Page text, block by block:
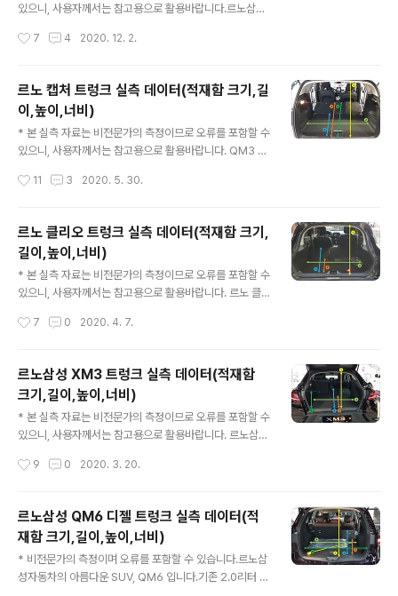
디젤과 lpg 트렁크 너비는 동일하고 풀플랫 했을 때의 길
죠. 그런데 정작 풀플랫을 했을 때 사..
있으니, 사용자께서는 참고용으로 활용바랍니다.르노삼성
니 트렁크를 열고 찍은 사진이 없어서 차량 외형으로 사진
해주시구요. 르노삼성 더뉴SM6 트렁크 실측 데이터(적재
함 크기,길이,높이,너비) * 아래사진에 표시된 순서대로 나
열되어 있습니다. 1. 르노삼성 더뉴SM6 트렁크 높이 : 49
cm 2. 르노삼성 더뉴SM6 트렁크 깊이 : 120 cm 3. 르노
삼성 더뉴SM6 트렁크 너비 (휠하우스 내측) : 111 cm 4.
7 4 2020. 12. 2.
르노 캡처 트렁크 실측 데이터(적재함 크기,길
이,높이,너비)
* 본 실측 자료는 비전문가의 측정이므로 오류를 포함할 수
있으니, 사용자께서는 참고용으로 활용바랍니다. QM3 후
의 2열시트 슬라이딩이 가능한데아래에서 2열 폴딩한 상
태인 점 참고해주세요. 르노 캡처 트렁크 실측 데이터(적재
함 크기,길이,높이,너비) 아래사진에 표시된 순서대로 나열
되어 있습니다. 1. 르노 캡처 트렁크 적재함 높이 ▼ : 63 c
m 2. 르노 캡처 트렁크 깊이 (순수 적재공간) ▼ : 67 cm
3. 르노 캡처 트렁크 트렁크 깊이 (2열 폴딩) ▼ : 130 cm
크 하단 트레이 깊이 ▼ : 18 cm 6. 르노..
11 3 2020. 5. 30.
르노 클리오 트렁크 실측 데이터(적재함 크기,
길이,높이,너비)
* 본 실측 자료는 비전문가의 측정이므로 오류를 포함할 수
있으니, 사용자께서는 참고용으로 활용바랍니다. 르노 클
래사진에 표시된 순서대로 나열되어 있습니다. 1. 르노 클
깊이 (순수 적재공간) : 65cm 3. 르노 클리오 트렁크 깊이
(2열 폴딩) : 122cm 4. 르노 클리오 트렁크 너비 : 100c
m
7 0 2020. 4. 7.
르노삼성 XM3 트렁크 실측 데이터(적재함
크기,길이,높이,너비)
* 본 실측 자료는 비전문가의 측정이므로 오류를 포함할 수
있으니, 사용자께서는 참고용으로 활용바랍니다. 르노삼성
래사진에 표시된 순서대로 나열되어 있습니다. 1. 르노삼성
3 트렁크 깊이 (풀플렛, 2열시트 폴딩) : 약 159cm 4. 르
노삼성 XM3 트렁크 너비 : 약 100cm 5. 르노삼성 XM3
트렁크 높이 (입구쪽, 가장 낮은 부분) : 약 30cm 6. 르노
삼성 XM3 트렁크 2단 적재함 깊이 : 약 15cm
9 0 2020. 3. 20.
르노삼성 QM6 디젤 트렁크 실측 데이터(적
재함 크기,길이,높이,너비)
* 비전문가의 측정이며 오류를 포함할 수 있습니다.르노삼
성자동차의 아름다운 SUV, QM6 입니다.기존 2.0리터 디